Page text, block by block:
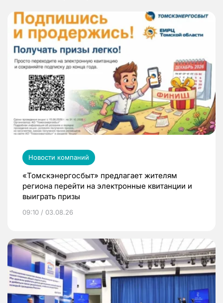
Новости компаний
«Томскэнергосбыт» предлагает жителям
региона перейти на электронные квитанции и
выиграть призы
09:10 / 03.08.26